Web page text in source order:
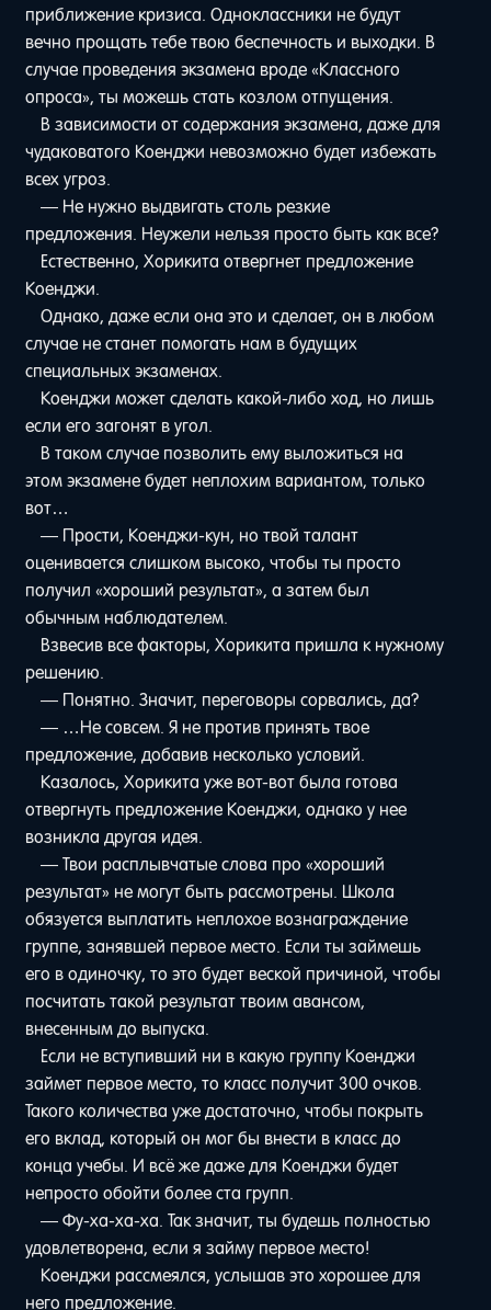
приближение кризиса. Одноклассники не будут
вечно прощать тебе твою беспечность и выходки. В
случае проведения экзамена вроде «Классного
опроса», ты можешь стать козлом отпущения.
В зависимости от содержания экзамена, даже для
чудаковатого Коенджи невозможно будет избежать
всех угроз.
— Не нужно выдвигать столь резкие
предложения. Неужели нельзя просто быть как все?
Естественно, Хорикита отвергнет предложение
Коенджи.
Однако, даже если она это и сделает, он в любом
случае не станет помогать нам в будущих
специальных экзаменах.
Коенджи может сделать какой-либо ход, но лишь
если его загонят в угол.
В таком случае позволить ему выложиться на
этом экзамене будет неплохим вариантом, только
вот…
— Прости, Коенджи-кун, но твой талант
оценивается слишком высоко, чтобы ты просто
получил «хороший результат», а затем был
обычным наблюдателем.
Взвесив все факторы, Хорикита пришла к нужному
решению.
— Понятно. Значит, переговоры сорвались, да?
— …Не совсем. Я не против принять твое
предложение, добавив несколько условий.
Казалось, Хорикита уже вот-вот была готова
отвергнуть предложение Коенджи, однако у нее
возникла другая идея.
— Твои расплывчатые слова про «хороший
результат» не могут быть рассмотрены. Школа
обязуется выплатить неплохое вознаграждение
группе, занявшей первое место. Если ты займешь
его в одиночку, то это будет веской причиной, чтобы
посчитать такой результат твоим авансом,
внесенным до выпуска.
Если не вступивший ни в какую группу Коенджи
займет первое место, то класс получит 300 очков.
Такого количества уже достаточно, чтобы покрыть
его вклад, который он мог бы внести в класс до
конца учебы. И всё же даже для Коенджи будет
непросто обойти более ста групп.
— Фу-ха-ха-ха. Так значит, ты будешь полностью
удовлетворена, если я займу первое место!
Коенджи рассмеялся, услышав это хорошее для
него предложение.